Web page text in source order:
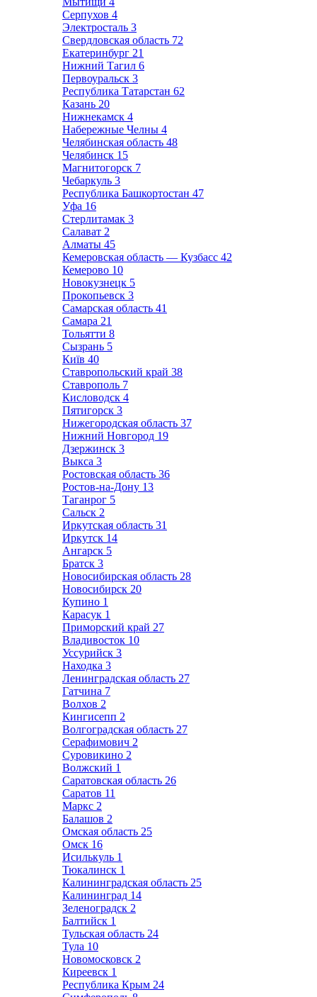
Серпухов 4
Электросталь 3
Свердловская область 72
Екатеринбург 21
Нижний Тагил 6
Первоуральск 3
Республика Татарстан 62
Казань 20
Нижнекамск 4
Набережные Челны 4
Челябинская область 48
Челябинск 15
Магнитогорск 7
Чебаркуль 3
Республика Башкортостан 47
Уфа 16
Стерлитамак 3
Салават 2
Алматы 45
Кемеровская область — Кузбасс 42
Кемерово 10
Новокузнецк 5
Прокопьевск 3
Самарская область 41
Самара 21
Тольятти 8
Сызрань 5
Київ 40
Ставропольский край 38
Ставрополь 7
Кисловодск 4
Пятигорск 3
Нижегородская область 37
Нижний Новгород 19
Дзержинск 3
Выкса 3
Ростовская область 36
Ростов-на-Дону 13
Таганрог 5
Сальск 2
Иркутская область 31
Иркутск 14
Ангарск 5
Братск 3
Новосибирская область 28
Новосибирск 20
Купино 1
Карасук 1
Приморский край 27
Владивосток 10
Уссурийск 3
Находка 3
Ленинградская область 27
Гатчина 7
Волхов 2
Кингисепп 2
Волгоградская область 27
Серафимович 2
Суровикино 2
Волжский 1
Саратовская область 26
Саратов 11
Маркс 2
Балашов 2
Омская область 25
Омск 16
Исилькуль 1
Тюкалинск 1
Калининградская область 25
Калининград 14
Зеленоградск 2
Балтийск 1
Тульская область 24
Тула 10
Новомосковск 2
Киреевск 1
Республика Крым 24